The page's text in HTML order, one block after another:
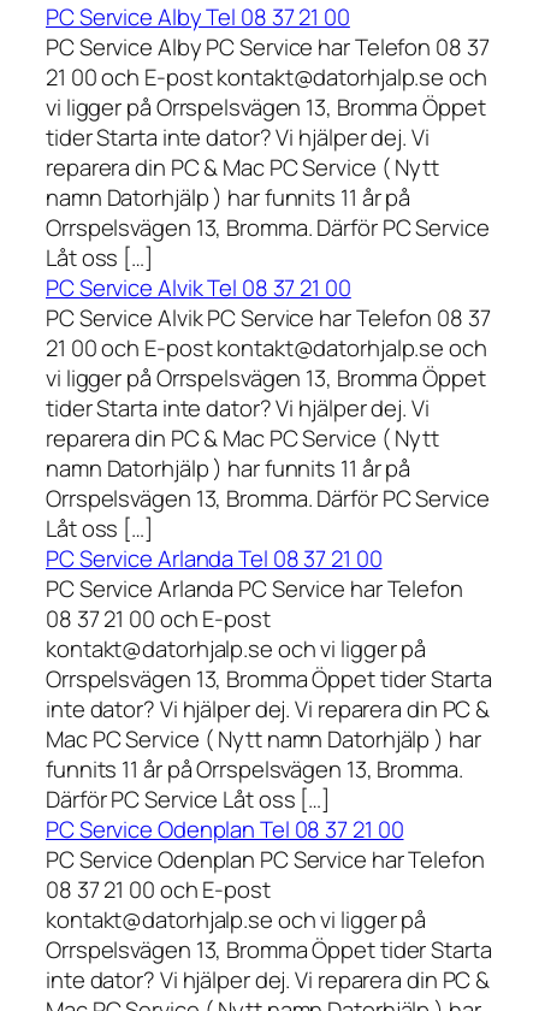
PC Service Alby Tel 08 37 21 00
PC Service Alby PC Service har Telefon 08 37
21 00 och E-post kontakt@datorhjalp.se och
vi ligger på Orrspelsvägen 13, Bromma Öppet
tider Starta inte dator? Vi hjälper dej. Vi
reparera din PC & Mac PC Service ( Nytt
namn Datorhjälp ) har funnits 11 år på
Orrspelsvägen 13, Bromma. Därför PC Service
Låt oss […]
PC Service Alvik Tel 08 37 21 00
PC Service Alvik PC Service har Telefon 08 37
21 00 och E-post kontakt@datorhjalp.se och
vi ligger på Orrspelsvägen 13, Bromma Öppet
tider Starta inte dator? Vi hjälper dej. Vi
reparera din PC & Mac PC Service ( Nytt
namn Datorhjälp ) har funnits 11 år på
Orrspelsvägen 13, Bromma. Därför PC Service
Låt oss […]
PC Service Arlanda Tel 08 37 21 00
PC Service Arlanda PC Service har Telefon
08 37 21 00 och E-post
kontakt@datorhjalp.se och vi ligger på
Orrspelsvägen 13, Bromma Öppet tider Starta
inte dator? Vi hjälper dej. Vi reparera din PC &
Mac PC Service ( Nytt namn Datorhjälp ) har
funnits 11 år på Orrspelsvägen 13, Bromma.
Därför PC Service Låt oss […]
PC Service Odenplan Tel 08 37 21 00
PC Service Odenplan PC Service har Telefon
08 37 21 00 och E-post
kontakt@datorhjalp.se och vi ligger på
Orrspelsvägen 13, Bromma Öppet tider Starta
inte dator? Vi hjälper dej. Vi reparera din PC &